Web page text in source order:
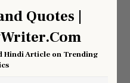
Quotes |
Hindi Article on Trending